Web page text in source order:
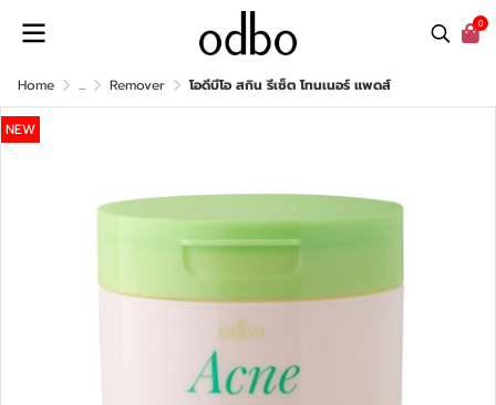
0
Home ... Remover โอดีบีโอ สกิน รีเซ็ต โทนเนอร์ แพดส์
NEW